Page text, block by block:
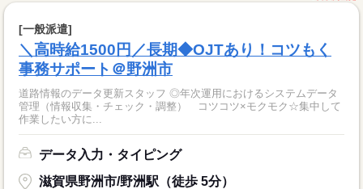
[一般派遣]
＼高時給1500円／長期◆OJTあり！コツもく
事務サポート＠野洲市
道路情報のデータ更新スタッフ ◎年次運用におけるシステムデータ
管理（情報収集・チェック・調整） コツコツ×モクモク☆集中して
作業したい方に...
データ入力・タイピング
滋賀県野洲市/野洲駅（徒歩 5分）